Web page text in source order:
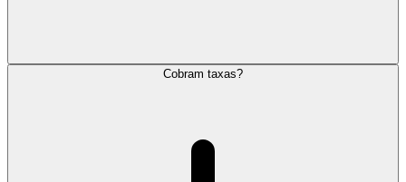
Cobram taxas?